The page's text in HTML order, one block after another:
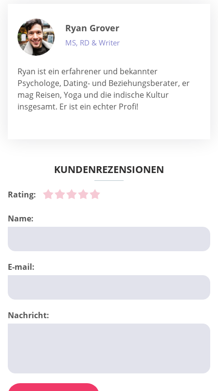
Ryan Grover
MS, RD & Writer
Ryan ist ein erfahrener und bekannter
Psychologe, Dating- und Beziehungsberater, er
mag Reisen, Yoga und die indische Kultur
insgesamt. Er ist ein echter Profi!
KUNDENREZENSIONEN
Rating:
Name:
E-mail:
Nachricht: